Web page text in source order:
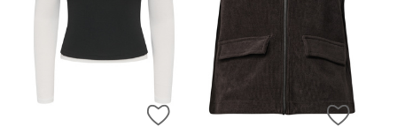
ZUR WUNSCHLISTE HINZUFÜGEN
ZUR